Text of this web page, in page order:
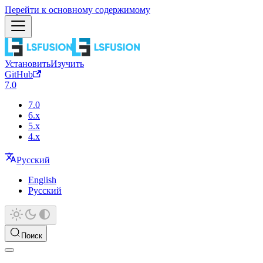
Перейти к основному содержимому
УстановитьИзучить
GitHub
7.0
7.0
6.x
5.x
4.x
Русский
English
Русский
Поиск